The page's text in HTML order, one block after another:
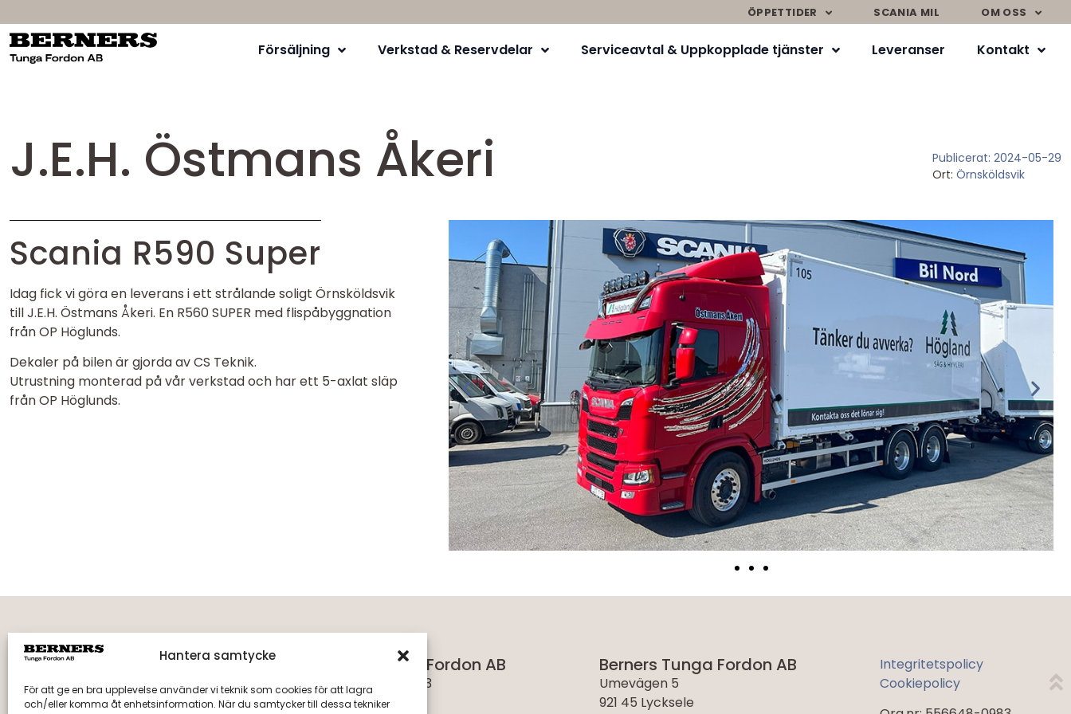
Hantera samtycke
För att ge en bra upplevelse använder vi teknik som cookies för att lagra
och/eller komma åt enhetsinformation. När du samtycker till dessa tekniker
ÖPPETTIDER SCANIA MIL OM OSS
Försäljning Verkstad & Reservdelar Serviceavtal & Uppkopplade tjänster Leveranser Kontakt
J.E.H. Östmans Åkeri Publicerat: 2024-05-29
Ort: Örnsköldsvik
Scania R590 Super
Idag fick vi göra en leverans i ett strålande soligt Örnsköldsvik
till J.E.H. Östmans Åkeri. En R560 SUPER med flispåbyggnation
från OP Höglunds.
Dekaler på bilen är gjorda av CS Teknik.
Utrustning monterad på vår verkstad och har ett 5-axlat släp
från OP Höglunds.
Fakturaadress
Berners Tunga Fordon AB
Fack 110510, R011
Berners Tunga Fordon AB
Tegelbruksvägen 13
891 55 Arnäsvall
Berners Tunga Fordon AB
Umevägen 5
921 45 Lycksele
Integritetspolicy
Cookiepolicy